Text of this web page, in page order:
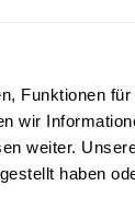
Funktionen
wir
weiter.
haben